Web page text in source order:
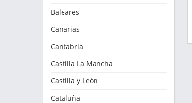
Baleares
Canarias
Cantabria
Castilla La Mancha
Castilla y León
Cataluña